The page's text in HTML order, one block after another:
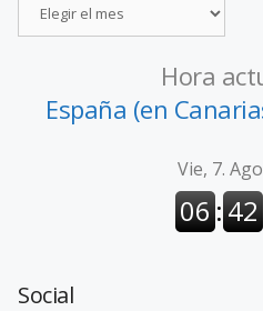
Hora
España (en
Social